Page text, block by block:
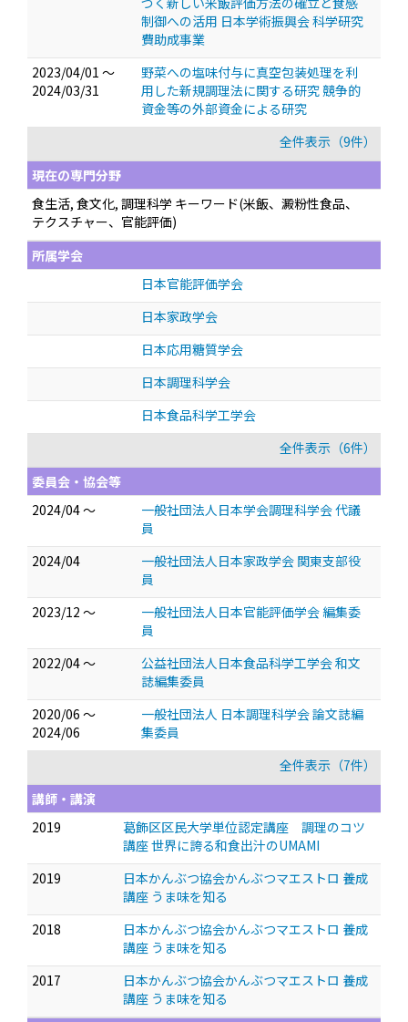
制御への活用 日本学術振興会 科学研究
費助成事業
2023/04/01 ～
2024/03/31
野菜への塩味付与に真空包装処理を利
用した新規調理法に関する研究 競争的
資金等の外部資金による研究
全件表示（9件）
現在の専門分野
食生活, 食文化, 調理科学 キーワード(米飯、澱粉性食品、
テクスチャー、官能評価)
所属学会
日本官能評価学会
日本家政学会
日本応用糖質学会
日本調理科学会
日本食品科学工学会
全件表示（6件）
委員会・協会等
2024/04 ～
一般社団法人日本学会調理科学会 代議
員
2024/04
一般社団法人日本家政学会 関東支部役
員
2023/12 ～
一般社団法人日本官能評価学会 編集委
員
2022/04 ～
公益社団法人日本食品科学工学会 和文
誌編集委員
2020/06 ～
2024/06
一般社団法人 日本調理科学会 論文誌編
集委員
全件表示（7件）
講師・講演
2019
葛飾区区民大学単位認定講座 調理のコツ
講座 世界に誇る和食出汁のUMAMI
2019
日本かんぶつ協会かんぶつマエストロ 養成
講座 うま味を知る
2018
日本かんぶつ協会かんぶつマエストロ 養成
講座 うま味を知る
2017
日本かんぶつ協会かんぶつマエストロ 養成
講座 うま味を知る